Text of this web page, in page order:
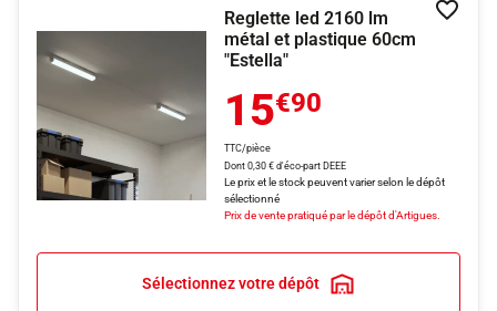
Reglette led 2160 lm
métal et plastique 60cm
"Estella"
15€90
TTC/pièce
Dont 0,30 € d'éco-part DEEE
Le prix et le stock peuvent varier selon le dépôt
sélectionné
Prix de vente pratiqué par le dépôt d'Artigues.
Sélectionnez votre dépôt